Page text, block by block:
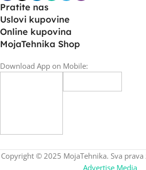
Pratite nas
Uslovi kupovine
Online kupovina
MojaTehnika Shop
Download App on Mobile:
Copyright © 2025 MojaTehnika. Sva prava
Advertise Media